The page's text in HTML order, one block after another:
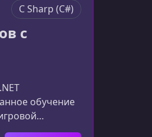
C Sharp (C#)
с
обучение